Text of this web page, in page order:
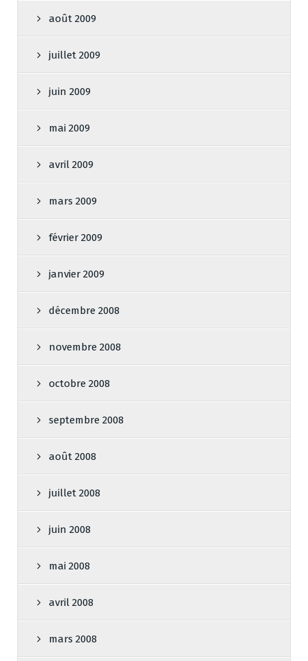
août 2009
juillet 2009
juin 2009
mai 2009
avril 2009
mars 2009
février 2009
janvier 2009
décembre 2008
novembre 2008
octobre 2008
septembre 2008
août 2008
juillet 2008
juin 2008
mai 2008
avril 2008
mars 2008